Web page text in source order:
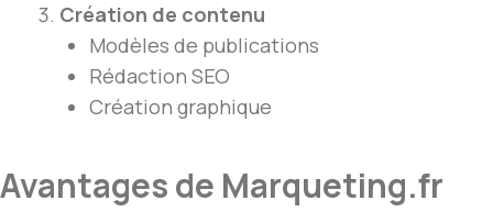
Création de contenu
Modèles de publications
Rédaction SEO
Création graphique
Avantages de Marqueting.fr